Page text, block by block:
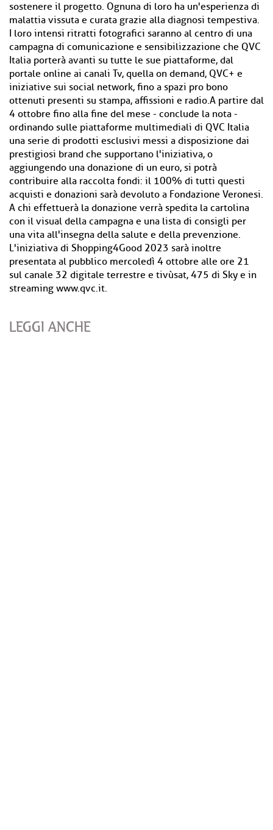
sostenere il progetto. Ognuna di loro ha un'esperienza di
malattia vissuta e curata grazie alla diagnosi tempestiva.
I loro intensi ritratti fotografici saranno al centro di una
campagna di comunicazione e sensibilizzazione che QVC
Italia porterà avanti su tutte le sue piattaforme, dal
portale online ai canali Tv, quella on demand, QVC+ e
iniziative sui social network, fino a spazi pro bono
ottenuti presenti su stampa, affissioni e radio.A partire dal
4 ottobre fino alla fine del mese - conclude la nota -
ordinando sulle piattaforme multimediali di QVC Italia
una serie di prodotti esclusivi messi a disposizione dai
prestigiosi brand che supportano l'iniziativa, o
aggiungendo una donazione di un euro, si potrà
contribuire alla raccolta fondi: il 100% di tutti questi
acquisti e donazioni sarà devoluto a Fondazione Veronesi.
A chi effettuerà la donazione verrà spedita la cartolina
con il visual della campagna e una lista di consigli per
una vita all'insegna della salute e della prevenzione.
L'iniziativa di Shopping4Good 2023 sarà inoltre
presentata al pubblico mercoledì 4 ottobre alle ore 21
sul canale 32 digitale terrestre e tivùsat, 475 di Sky e in
streaming www.qvc.it.
LEGGI ANCHE